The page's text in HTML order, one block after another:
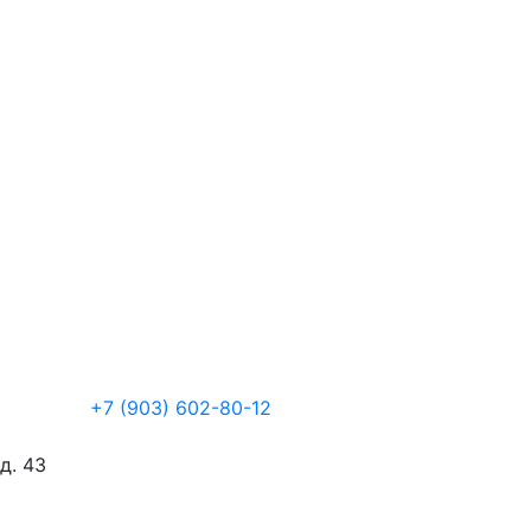
43
+7 (903) 602-80-12